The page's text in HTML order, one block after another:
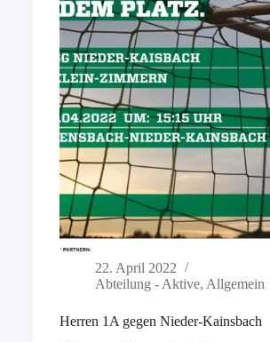
22. April 2022
Abteilung - Aktive, Allgemein
Herren 1A gegen Nieder-Kainsbach